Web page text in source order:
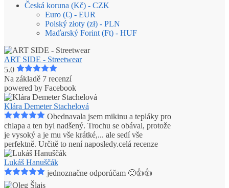
Česká koruna (Kč) - CZK
Euro (€) - EUR
Polský złoty (zł) - PLN
Maďarský Forint (Ft) - HUF
ART SIDE - Streetwear
5.0
Na základě 7 recenzí
powered by Facebook
Klára Demeter Stachelová
Obednavala jsem mikinu a tepláky pro
chlapa a ten byl nadšený. Trochu se obával, protože
je vysoký a je mu vše krátké,... ale sedí vše
perfektně. Určitě to není naposledy.celá recenze
Lukáš Hanuščák
jednoznačne odporúčam 🙂👍👍